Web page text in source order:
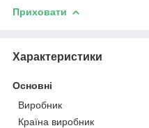
Приховати
Характеристики
Основні
Виробник
Країна виробник